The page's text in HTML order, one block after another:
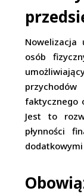
Nowelizacja
osób
faktycznego
Jest to
płynności